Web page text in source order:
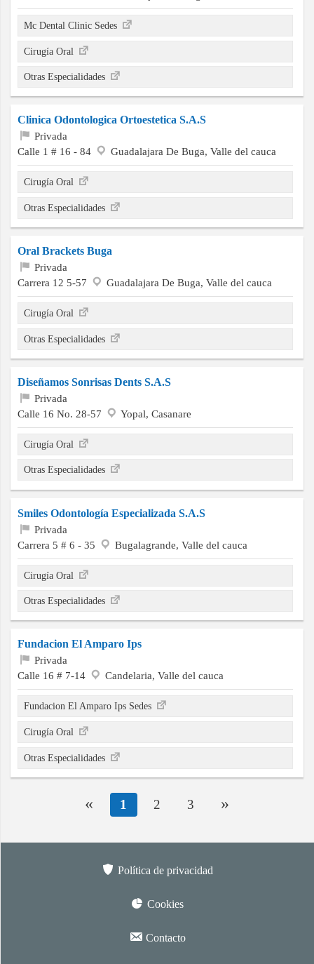
Mc Dental Clinic Sedes
Cirugía Oral
Otras Especialidades
Clinica Odontologica Ortoestetica S.A.S
Privada
Calle 1 # 16 - 84
Guadalajara De Buga, Valle del cauca
Cirugía Oral
Otras Especialidades
Oral Brackets Buga
Privada
Carrera 12 5-57
Guadalajara De Buga, Valle del cauca
Cirugía Oral
Otras Especialidades
Diseñamos Sonrisas Dents S.A.S
Privada
Calle 16 No. 28-57
Yopal, Casanare
Cirugía Oral
Otras Especialidades
Smiles Odontología Especializada S.A.S
Privada
Carrera 5 # 6 - 35
Bugalagrande, Valle del cauca
Cirugía Oral
Otras Especialidades
Fundacion El Amparo Ips
Privada
Calle 16 # 7-14
Candelaria, Valle del cauca
Fundacion El Amparo Ips Sedes
Cirugía Oral
Otras Especialidades
« 1 2 3 »
Política de privacidad
Cookies
Contacto